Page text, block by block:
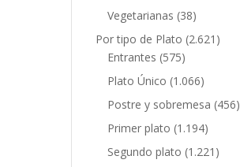
Vegetarianas (38)
Por tipo de Plato (2.621)
Entrantes (575)
Plato Único (1.066)
Postre y sobremesa (456)
Primer plato (1.194)
Segundo plato (1.221)